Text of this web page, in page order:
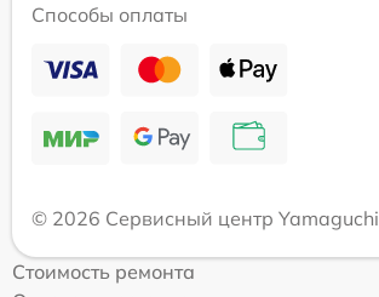
Способы оплаты
© 2026 Сервисный центр Yamaguchi
Стоимость ремонта